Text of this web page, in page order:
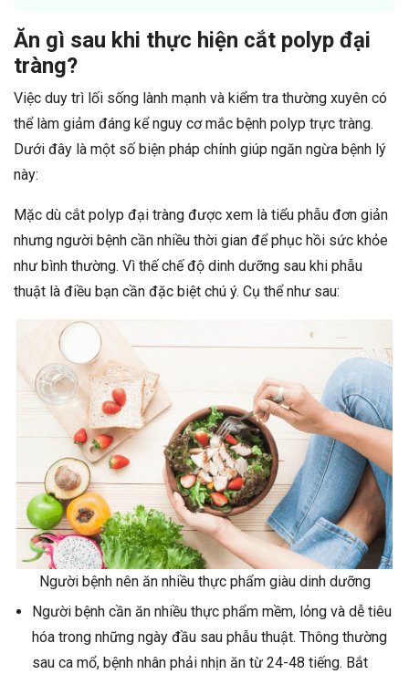
Ăn gì sau khi thực hiện cắt polyp đại
tràng?
Việc duy trì lối sống lành mạnh và kiểm tra thường xuyên có
thể làm giảm đáng kể nguy cơ mắc bệnh polyp trực tràng.
Dưới đây là một số biện pháp chính giúp ngăn ngừa bệnh lý
này:
Mặc dù cắt polyp đại tràng được xem là tiểu phẫu đơn giản
nhưng người bệnh cần nhiều thời gian để phục hồi sức khỏe
như bình thường. Vì thế chế độ dinh dưỡng sau khi phẫu
thuật là điều bạn cần đặc biệt chú ý. Cụ thể như sau:
Người bệnh nên ăn nhiều thực phẩm giàu dinh dưỡng
Người bệnh cần ăn nhiều thực phẩm mềm, lỏng và dễ tiêu
hóa trong những ngày đầu sau phẫu thuật. Thông thường
sau ca mổ, bệnh nhân phải nhịn ăn từ 24-48 tiếng. Bắt